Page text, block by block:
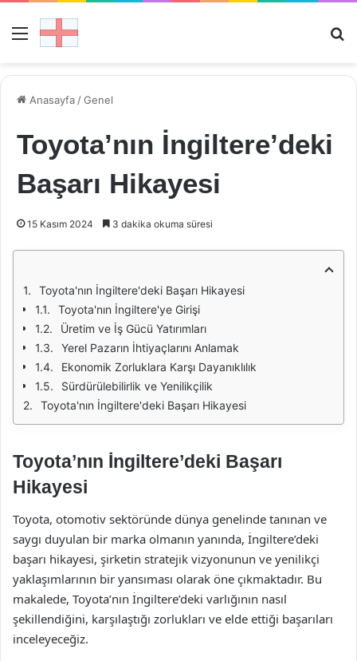
Menü
Anasayfa /Genel
Toyota’nın İngiltere’deki
Başarı Hikayesi
15 Kasım 2024 3 dakika okuma süresi
Toyota'nın İngiltere'deki Başarı Hikayesi
Toyota'nın İngiltere'ye Girişi
Üretim ve İş Gücü Yatırımları
Yerel Pazarın İhtiyaçlarını Anlamak
Ekonomik Zorluklara Karşı Dayanıklılık
Sürdürülebilirlik ve Yenilikçilik
Toyota'nın İngiltere'deki Başarı Hikayesi
Toyota’nın İngiltere’deki Başarı
Hikayesi
Toyota, otomotiv sektöründe dünya genelinde tanınan ve
saygı duyulan bir marka olmanın yanında, İngiltere’deki
başarı hikayesi, şirketin stratejik vizyonunun ve yenilikçi
yaklaşımlarının bir yansıması olarak öne çıkmaktadır. Bu
makalede, Toyota’nın İngiltere’deki varlığının nasıl
şekillendiğini, karşılaştığı zorlukları ve elde ettiği başarıları
inceleyeceğiz.